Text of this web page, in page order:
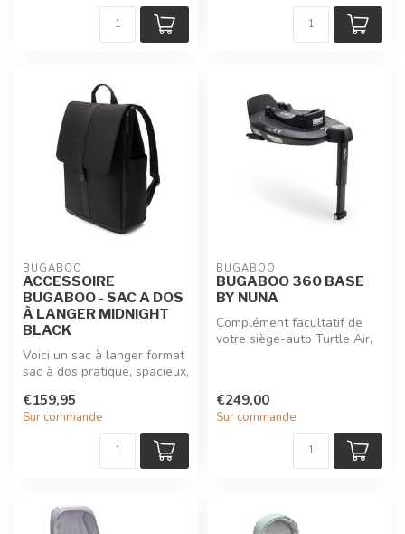
BUGABOO
ACCESSOIRE
BUGABOO - SAC A DOS
À LANGER MIDNIGHT
BLACK
Voici un sac à langer format
sac à dos pratique, spacieux,
€159,95
Sur commande
BUGABOO
BUGABOO 360 BASE
BY NUNA
Complément facultatif de
votre siège-auto Turtle Air,
€249,00
Sur commande